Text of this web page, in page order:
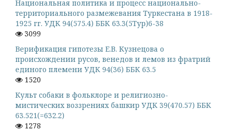
Национальная политика и процесс национально-
территориального размежевания Туркестана в 1918-
1925 гг. УДК 94(575.4) ББК 63.3(5Тур)6-38
3099
Верификация гипотезы Е.В. Кузнецова о
происхождении русов, венедов и лемов из фратрий
единого племени УДК 94(36) ББК 63.5
1520
Культ собаки в фольклоре и религиозно-
мистических воззрениях башкир УДК 39(470.57) ББК
63.521(=632.2)
1278